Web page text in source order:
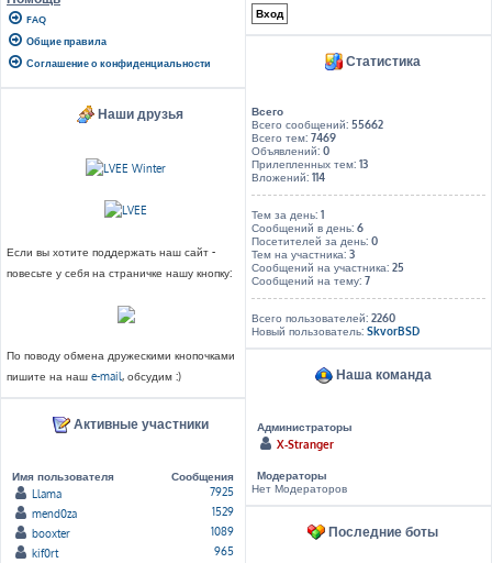
FAQ
Общие правила
Соглашение о конфиденциальности
Наши друзья
Если вы хотите поддержать наш сайт -
повесьте у себя на страничке нашу кнопку:
По поводу обмена дружескими кнопочками
пишите на наш e-mail, обсудим :)
Активные участники
Имя пользователя
Сообщения
Llama
7925
mend0za
1529
booxter
1089
kif0rt
965
Статистика
Всего
Всего сообщений:55662
Всего тем:7469
Объявлений:0
Прилепленных тем:13
Вложений:114
Тем за день:1
Сообщений в день:6
Посетителей за день:0
Тем на участника:3
Сообщений на участника:25
Сообщений на тему:7
Всего пользователей:2260
Новый пользователь:SkvorBSD
Наша команда
Администраторы
X-Stranger
Модераторы
Нет Модераторов
Последние боты